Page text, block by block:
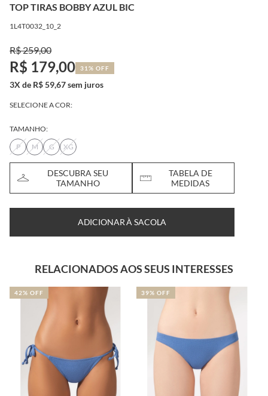
TOP TIRAS BOBBY AZUL BIC
1L4T0032_10_2
R$ 259,00
R$ 179,00 31% OFF
3X de R$ 59,67 sem juros
SELECIONE A COR:
TAMANHO:
P
M G XG
DESCUBRA SEU
TAMANHO
TABELA DE
MEDIDAS
ADICIONAR À SACOLA
RELACIONADOS AOS SEUS INTERESSES
42% OFF 39% OFF